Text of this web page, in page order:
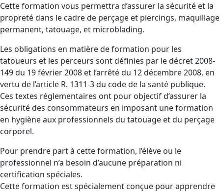
Cette formation vous permettra d’assurer la sécurité et la
propreté dans le cadre de perçage et piercings, maquillage
permanent, tatouage, et microblading.
Les obligations en matière de formation pour les
tatoueurs et les perceurs sont définies par le décret 2008-
149 du 19 février 2008 et l’arrêté du 12 décembre 2008, en
vertu de l’article R. 1311-3 du code de la santé publique.
Ces textes réglementaires ont pour objectif d’assurer la
sécurité des consommateurs en imposant une formation
en hygiène aux professionnels du tatouage et du perçage
corporel.
Pour prendre part à cette formation, l’élève ou le
professionnel n’a besoin d’aucune préparation ni
certification spéciales.
Cette formation est spécialement conçue pour apprendre